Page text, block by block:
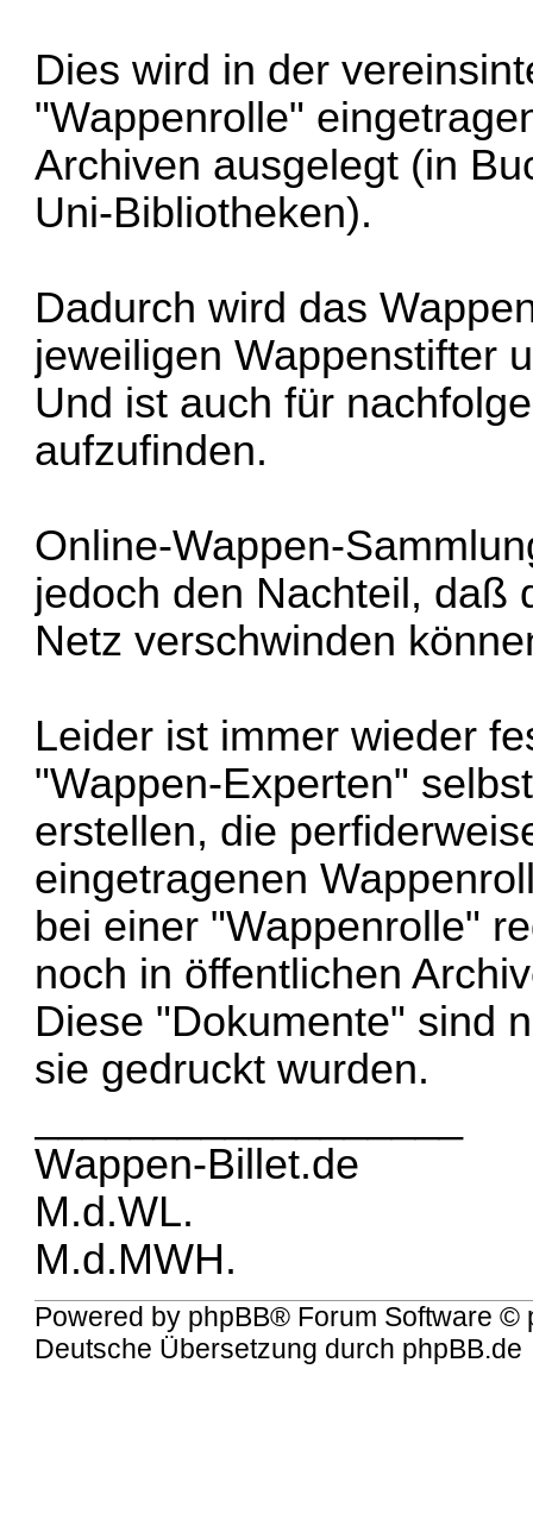
Dies wird in der
"Wappenrolle"
Archiven ausgelegt (in
Uni-Bibliotheken).
Dadurch wird das
jeweiligen Wappenstifter
Und ist auch für
aufzufinden.
Online-Wappen-
jedoch den Nachteil, daß
Netz verschwinden
Leider ist immer wieder
"Wappen-Experten"
erstellen, die
eingetragenen
bei einer "Wappenrolle"
noch in öffentlichen
Diese "Dokumente" sind
sie gedruckt wurden.
Wappen-Billet.de
M.d.WL.
M.d.MWH.
Powered by phpBB® Forum Software ©
Deutsche Übersetzung durch phpBB.de